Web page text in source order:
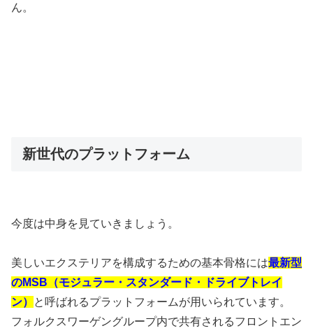
ん。
新世代のプラットフォーム
今度は中身を見ていきましょう。
美しいエクステリアを構成するための基本骨格には最新型
のMSB（モジュラー・スタンダード・ドライブトレイ
ン）
と呼ばれるプラットフォームが用いられています。
フォルクスワーゲングループ内で共有されるフロントエン